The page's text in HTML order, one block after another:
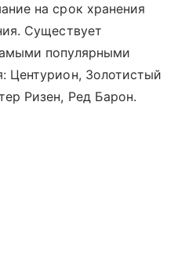
на срок хранения
Существует
популярными
Центурион, Золотистый
Ризен, Ред Барон.